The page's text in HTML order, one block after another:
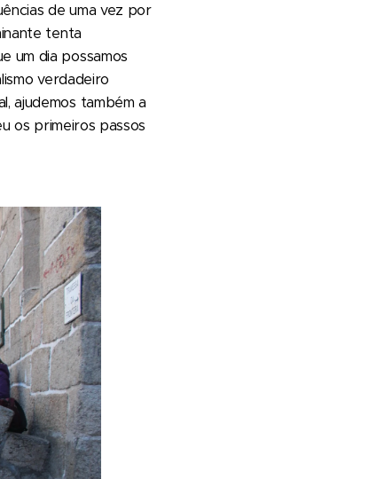
de uma vez por
tenta
um dia possamos
verdadeiro
ajudemos também a
os primeiros passos